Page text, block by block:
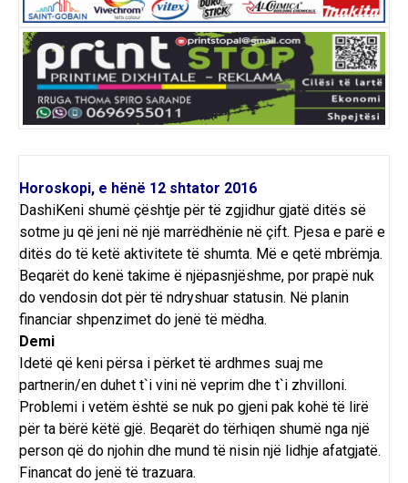
Horoskopi, e hënë 12 shtator 2016
DashiKeni shumë çështje për të zgjidhur gjatë ditës së
sotme ju që jeni në një marrëdhënie në çift. Pjesa e parë e
ditës do të ketë aktivitete të shumta. Më e qetë mbrëmja.
Beqarët do kenë takime ë njëpasnjëshme, por prapë nuk
do vendosin dot për të ndryshuar statusin. Në planin
financiar shpenzimet do jenë të mëdha.
Demi
Idetë që keni përsa i përket të ardhmes suaj me
partnerin/en duhet t`i vini në veprim dhe t`i zhvilloni.
Problemi i vetëm është se nuk po gjeni pak kohë të lirë
për ta bërë këtë gjë. Beqarët do tërhiqen shumë nga një
person që do njohin dhe mund të nisin një lidhje afatgjatë.
Financat do jenë të trazuara.